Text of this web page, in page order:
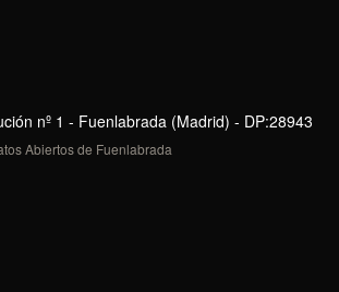
nº 1 - Fuenlabrada (Madrid) - DP:28943
Abiertos de Fuenlabrada